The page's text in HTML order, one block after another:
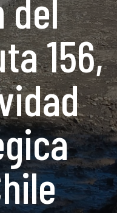
del
156,